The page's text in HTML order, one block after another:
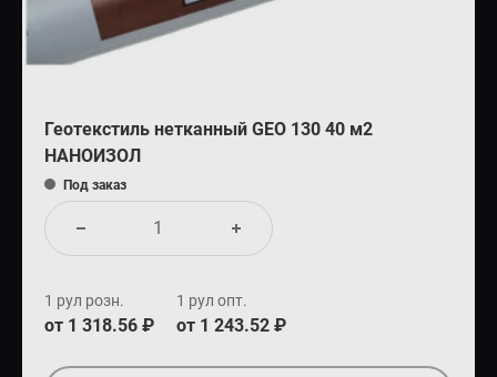
Геотекстиль нетканный GEO 130 40 м2
НАНОИЗОЛ
Под заказ
1 рул розн.
от 1 318.56 ₽
1 рул опт.
от 1 243.52 ₽